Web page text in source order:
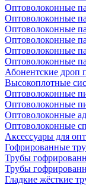
Оптоволоконные
Оптоволоконные
Оптоволоконные
Оптоволоконные
Оптоволоконные
Оптоволоконные
Абонентские дроп
Высокоплотные
Оптоволоконные
Оптоволоконные
Оптоволоконные
Оптоволоконные
Аксессуары для
Гофрированные
Трубы
Трубы
Гладкие жёсткие